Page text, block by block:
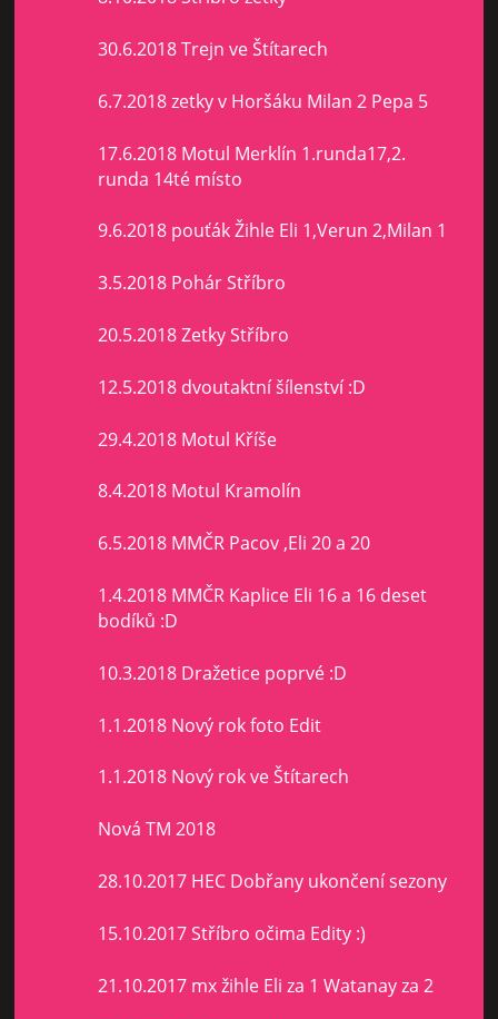
30.6.2018 Trejn ve Štítarech
6.7.2018 zetky v Horšáku Milan 2 Pepa 5
17.6.2018 Motul Merklín 1.runda17,2.
runda 14té místo
9.6.2018 pouťák Žihle Eli 1,Verun 2,Milan 1
3.5.2018 Pohár Stříbro
20.5.2018 Zetky Stříbro
12.5.2018 dvoutaktní šílenství :D
29.4.2018 Motul Kříše
8.4.2018 Motul Kramolín
6.5.2018 MMČR Pacov ,Eli 20 a 20
1.4.2018 MMČR Kaplice Eli 16 a 16 deset
bodíků :D
10.3.2018 Dražetice poprvé :D
1.1.2018 Nový rok foto Edit
1.1.2018 Nový rok ve Štítarech
Nová TM 2018
28.10.2017 HEC Dobřany ukončení sezony
15.10.2017 Stříbro očima Edity :)
21.10.2017 mx žihle Eli za 1 Watanay za 2